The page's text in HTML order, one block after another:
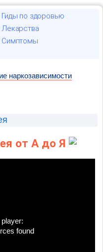
Гиды по здоровью
Лекарства
Симптомы
наркозависимости
от А до Я
found